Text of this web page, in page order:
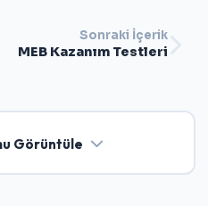
Sonraki İçerik
MEB Kazanım Testleri
Görüntüle